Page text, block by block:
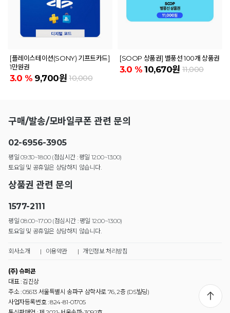
[플레이스테이션(SONY) 기프트카드]
1만원권
3.0 % 9,700원 10,000
[SOOP 상품권] 별풍선 100개 상품권
3.0 % 10,670원 11,000
구매/발송/모바일쿠폰 관련 문의
02-6956-3905
평일 09:30~18:00 (점심시간 : 평일 12:00~13:00)
토요일 및 공휴일은 상담하지 않습니다.
상품권 관련 문의
1577-2111
평일 08:00~17:00 (점심시간 : 평일 12:00~13:00)
토요일 및 공휴일은 상담하지 않습니다.
회사소개 | 이용약관 | 개인정보 처리방침
(주) 슈퍼콘
대표 : 김진상
주소 : 05613 서울특별시 송파구 삼학사로 76, 2층 (DS빌딩)
사업자등록번호 : 824-81-01705